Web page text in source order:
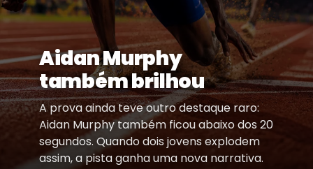
Aidan Murphy
também brilhou
A prova ainda teve outro destaque raro:
Aidan Murphy também ficou abaixo dos 20
segundos. Quando dois jovens explodem
assim, a pista ganha uma nova narrativa.